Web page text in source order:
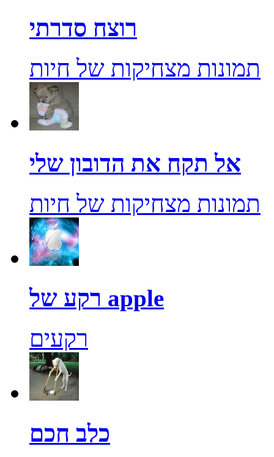
רוצח סדרתי
תמונות מצחיקות של חיות
אל תקח את הדובון שלי
תמונות מצחיקות של חיות
רקע של apple
רקעים
כלב חכם